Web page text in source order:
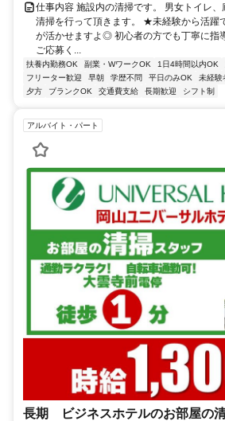
仕事内容 施設内の清掃です。 男女トイレ
清掃を行って頂きます。 ★未経験から活躍
が活かせますよ◎ 初心者の方でも丁寧に指
ご応募く...
扶養内勤務OK 副業・WワークOK 1日4時間以内OK
フリーター歓迎
早朝 学歴不問 平日のみOK 未経験
夕方
ブランクOK 交通費支給 長期歓迎 シフト制
アルバイト・パート
長期 ビジネスホテルのお部屋の